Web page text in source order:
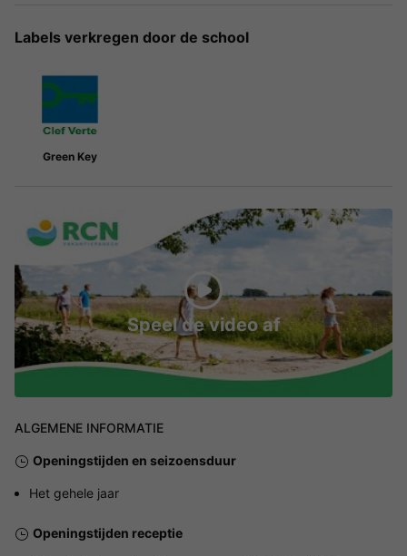
Labels verkregen door de school
Green Key
Speel de video af
ALGEMENE INFORMATIE
Openingstijden en seizoensduur
Het gehele jaar
Openingstijden receptie